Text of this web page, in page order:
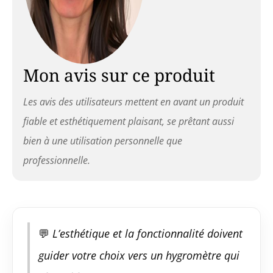
Mon avis sur ce produit
Les avis des utilisateurs mettent en avant un produit
fiable et esthétiquement plaisant, se prêtant aussi
bien à une utilisation personnelle que
professionnelle.
💬 L’esthétique et la fonctionnalité doivent
guider votre choix vers un hygromètre qui